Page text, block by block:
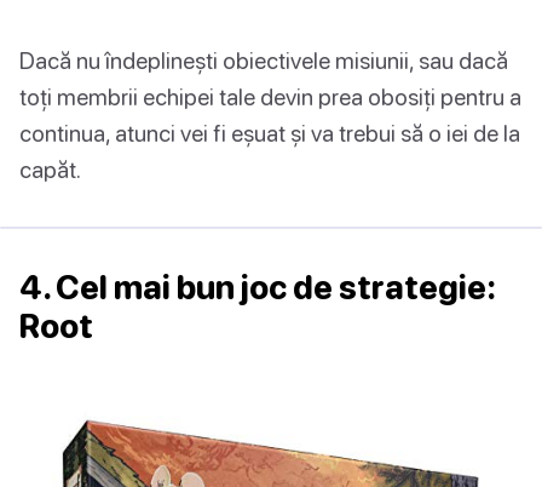
Dacă nu îndeplinești obiectivele misiunii, sau dacă
toți membrii echipei tale devin prea obosiți pentru a
continua, atunci vei fi eșuat și va trebui să o iei de la
capăt.
4. Cel mai bun joc de strategie:
Root